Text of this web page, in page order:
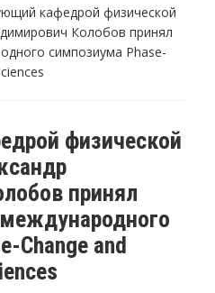
кафедрой физической
Колобов принял
симпозиума Phase-
физической
принял
Change and